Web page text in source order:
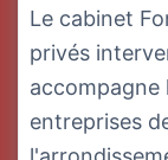
Le cabinet
privés
accompagne
entreprises